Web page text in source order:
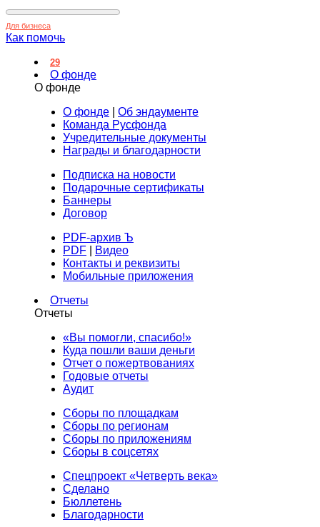
Для бизнеса
Как помочь
29
О фонде
О фонде
О фонде
Об эндаументе
Команда Русфонда
Учредительные документы
Награды и благодарности
Подписка на новости
Подарочные сертификаты
Баннеры
Договор
PDF-архив Ъ
PDF
Видео
Контакты и реквизиты
Мобильные приложения
Отчеты
Отчеты
«Вы помогли, спасибо!»
Куда пошли ваши деньги
Отчет о пожертвованиях
Годовые отчеты
Аудит
Сборы по площадкам
Сборы по регионам
Сборы по приложениям
Сборы в соцсетях
Спецпроект «Четверть века»
Сделано
Бюллетень
Благодарности